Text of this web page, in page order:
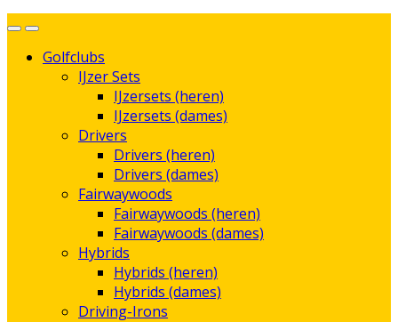
Golfclubs
IJzer Sets
IJzersets (heren)
IJzersets (dames)
Drivers
Drivers (heren)
Drivers (dames)
Fairwaywoods
Fairwaywoods (heren)
Fairwaywoods (dames)
Hybrids
Hybrids (heren)
Hybrids (dames)
Driving-Irons